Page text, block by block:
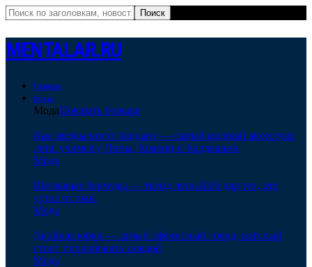
MENTALAR.RU
Главная
Мода
МодаПоказать больше
Как звезды носят бандану — самый модный аксессуар
лета: учимся у Липы, Кравиц и Кардашьян
Мода
Шелковые бермуды — тренд лета-2026 для тех, кто
устал от льна
Мода
Двойная юбка — самый эффектный тренд, который
стоит попробовать каждой
Мода